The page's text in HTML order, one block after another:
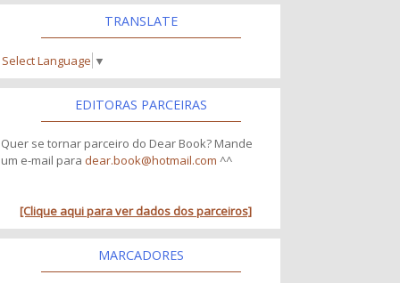
TRANSLATE
Select Language ▼
EDITORAS PARCEIRAS
Quer se tornar parceiro do Dear Book? Mande
um e-mail para dear.book@hotmail.com ^^
[Clique aqui para ver dados dos parceiros]
MARCADORES